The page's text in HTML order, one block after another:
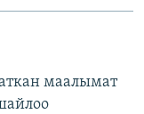
маалымат